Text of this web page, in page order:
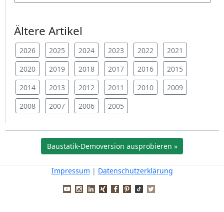
Ältere Artikel
2026 2025 2024 2023 2022
2021
2020
2019 2018 2017 2016
2015
2014
2013 2012 2011 2010
2009
2008
2007 2006 2005
Baustatik-Demoversion ausprobieren »
Impressum | Datenschutzerklärung